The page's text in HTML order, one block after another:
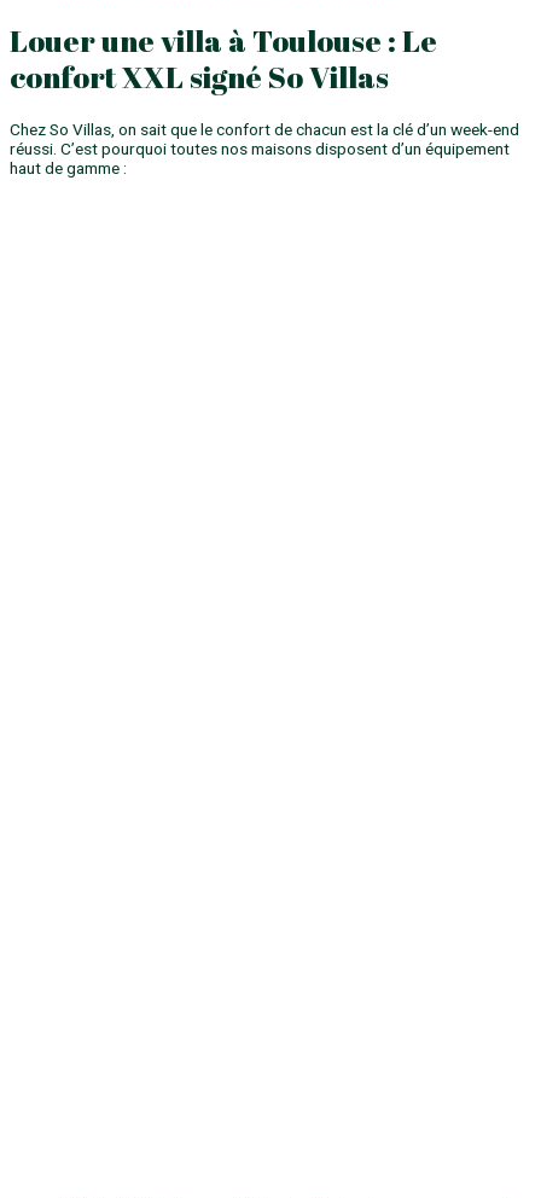
Louer une villa à Toulouse : Le
confort XXL signé So Villas
Chez So Villas, on sait que le confort de chacun est la clé d’un week-end
réussi. C’est pourquoi toutes nos maisons disposent d’un équipement
haut de gamme :